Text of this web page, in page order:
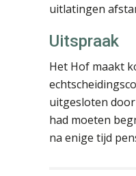
uitlatingen
Uitspraak
Het Hof maakt
uitgesloten
had moeten
na enige tijd